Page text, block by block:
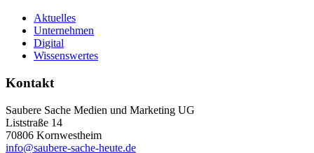
Aktuelles
Unternehmen
Digital
Wissenswertes
Kontakt
Saubere Sache Medien und Marketing UG
Liststraße 14
70806 Kornwestheim
info@saubere-sache-heute.de